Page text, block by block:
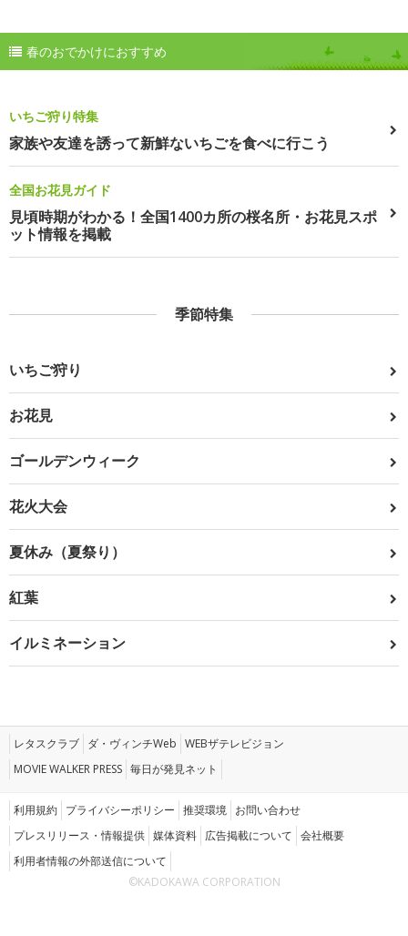
春のおでかけにおすすめ
いちご狩り特集
家族や友達を誘って新鮮ないちごを食べに行こう
全国お花見ガイド
見頃時期がわかる！全国1400カ所の桜名所・お花見スポ
ット情報を掲載
季節特集
いちご狩り
お花見
ゴールデンウィーク
花火大会
夏休み（夏祭り）
紅葉
イルミネーション
レタスクラブ ダ・ヴィンチWeb WEBザテレビジョン
MOVIE WALKER PRESS 毎日が発見ネット
利用規約 プライバシーポリシー 推奨環境 お問い合わせ
プレスリリース・情報提供 媒体資料 広告掲載について 会社概要
利用者情報の外部送信について
©KADOKAWA CORPORATION